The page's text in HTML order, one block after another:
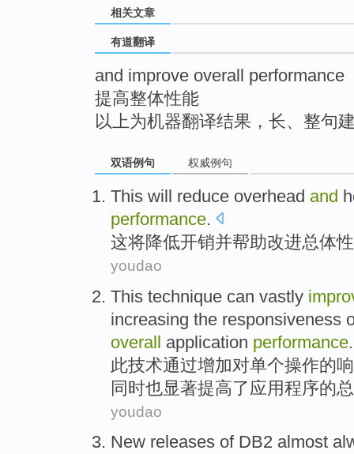
相关文章
有道翻译
and improve overall performance
提高整体性能
以上为机器翻译结果，长、整句
双语例句 权威例句
This will reduce overhead and
performance.
这将降低开销并帮助改进总体
youdao
This technique can vastly
increasing the responsiveness
overall application performance.
此技术通过增加对单个操作的
同时也显著提高了应用程序的
youdao
New releases of DB2 almost